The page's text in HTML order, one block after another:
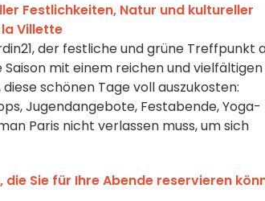
Festlichkeiten, Natur und kultureller
Villette
der festliche und grüne Treffpunkt
mit einem reichen und vielfältigen
schönen Tage voll auszukosten:
Jugendangebote, Festabende, Yoga-
Paris nicht verlassen muss, um sich
Sie für Ihre Abende reservieren